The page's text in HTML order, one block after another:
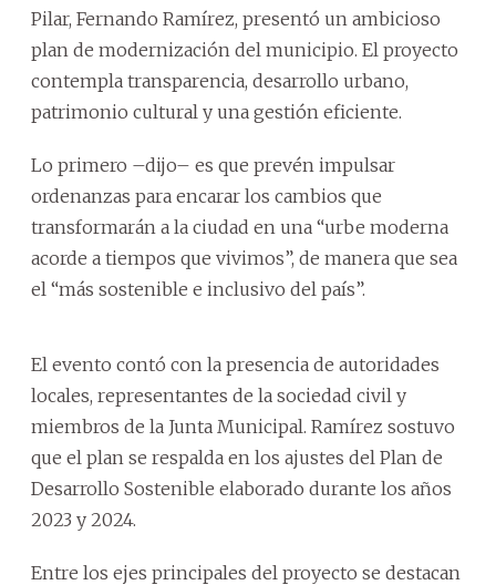
Pilar, Fernando Ramírez, presentó un ambicioso
plan de modernización del municipio. El proyecto
contempla transparencia, desarrollo urbano,
patrimonio cultural y una gestión eficiente.
Lo primero –dijo– es que prevén impulsar
ordenanzas para encarar los cambios que
transformarán a la ciudad en una “urbe moderna
acorde a tiempos que vivimos”, de manera que sea
el “más sostenible e inclusivo del país”.
El evento contó con la presencia de autoridades
locales, representantes de la sociedad civil y
miembros de la Junta Municipal. Ramírez sostuvo
que el plan se respalda en los ajustes del Plan de
Desarrollo Sostenible elaborado durante los años
2023 y 2024.
Entre los ejes principales del proyecto se destacan